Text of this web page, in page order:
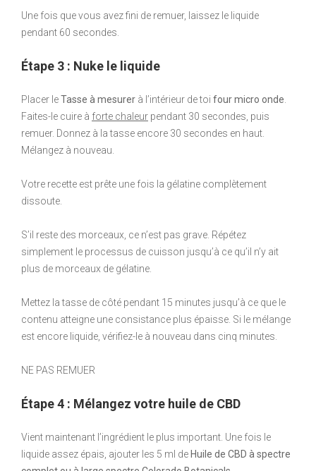
Une fois que vous avez fini de remuer, laissez le liquide
pendant 60 secondes.
Étape 3 : Nuke le liquide
Placer leTasse à mesurer à l’intérieur de toi four micro onde
Faites-le cuire à forte chaleur pendant 30 secondes, puis
remuer. Donnez à la tasse encore 30 secondes en haut.
Mélangez à nouveau.
Votre recette est prête une fois la gélatine complètement
dissoute.
S’il reste des morceaux, ce n’est pas grave. Répétez
simplement le processus de cuisson jusqu’à ce qu’il n’y ait
plus de morceaux de gélatine.
Mettez la tasse de côté pendant 15 minutes jusqu’à ce que le
contenu atteigne une consistance plus épaisse. Si le mélange
est encore liquide, vérifiez-le à nouveau dans cinq minutes.
NE PAS REMUER
Étape 4 : Mélangez votre huile de CBD
Vient maintenant l’ingrédient le plus important. Une fois le
liquide assez épais, ajouter les 5 ml de Huile de CBD à spectre